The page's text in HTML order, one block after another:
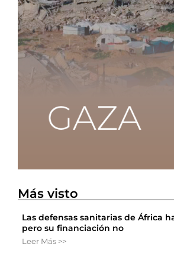
Más visto
Las defensas sanitarias de África
pero su financiación no
Leer Más >>